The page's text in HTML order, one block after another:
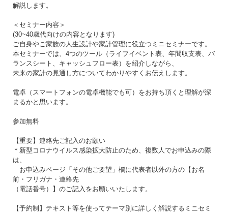
解説します。
＜セミナー内容＞
(30~40歳代向けの内容となります)
ご自身やご家族の人生設計や家計管理に役立つミニセミナーです。
本セミナーでは、4つのツール（ライフイベント表、年間収支表、バ
ランスシート、キャッシュフロー表）を紹介しながら、
未来の家計の見通し方についてわかりやすくお伝えします。
電卓（スマートフォンの電卓機能でも可）をお持ち頂くと理解が深
まるかと思います。
参加無料
【重要】連絡先ご記入のお願い
＊新型コロナウイルス感染拡大防止のため、複数人でお申込みの際
は、
お申込みページ「その他ご要望」欄に代表者以外の方の【お名
前・フリガナ・連絡先
（電話番号）】のご記入をお願いいたします。
【予約制】テキスト等を使ってテーマ別に詳しく解説するミニセミ